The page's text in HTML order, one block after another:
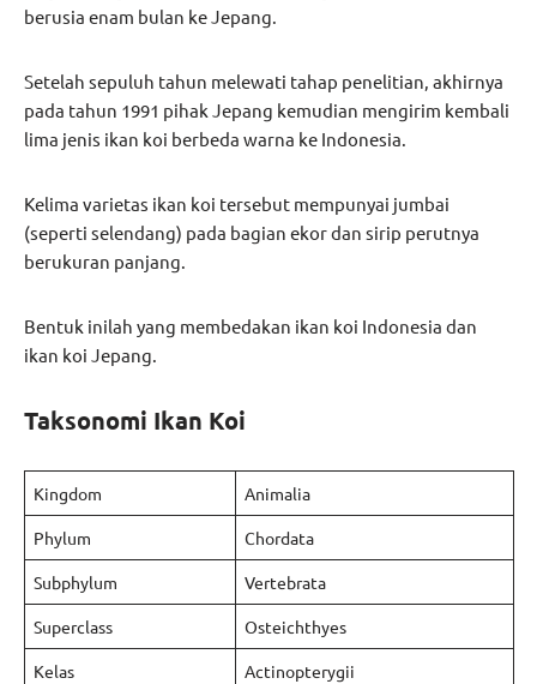
berusia enam bulan ke Jepang.
Setelah sepuluh tahun melewati tahap penelitian, akhirnya
pada tahun 1991 pihak Jepang kemudian mengirim kembali
lima jenis ikan koi berbeda warna ke Indonesia.
Kelima varietas ikan koi tersebut mempunyai jumbai
(seperti selendang) pada bagian ekor dan sirip perutnya
berukuran panjang.
Bentuk inilah yang membedakan ikan koi Indonesia dan
ikan koi Jepang.
Taksonomi Ikan Koi
Kingdom Animalia
Phylum Chordata
Subphylum Vertebrata
Superclass Osteichthyes
Kelas Actinopterygii